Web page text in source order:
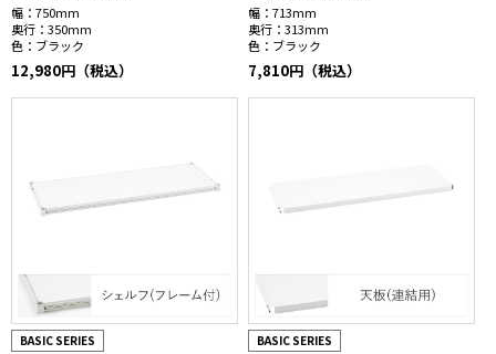
幅： 750mm
奥行： 350mm
色： ブラック
12,980円（税込）
幅： 713mm
奥行： 313mm
色： ブラック
7,810円（税込）
BASIC SERIES
BASIC SERIES